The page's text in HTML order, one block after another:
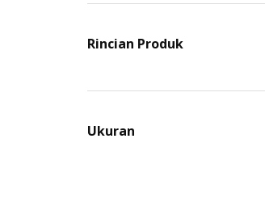
Rincian Produk
Ukuran